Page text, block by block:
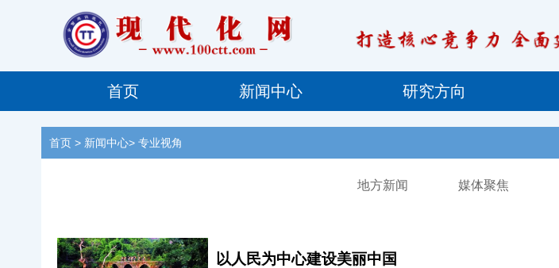
首页 新闻中心 研究方向
首页 > 新闻中心> 专业视角
地方新闻 媒体聚焦
以人民为中心建设美丽中国